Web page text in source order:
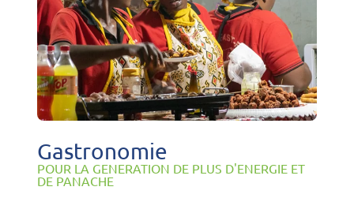
Gastronomie
POUR LA GENERATION DE PLUS D'ENERGIE ET
DE PANACHE